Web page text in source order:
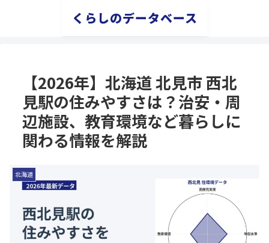
くらしのデータベース
【2026年】北海道 北見市 西北
見駅の住みやすさは？治安・周
辺施設、教育環境など暮らしに
関わる情報を解説
北海道